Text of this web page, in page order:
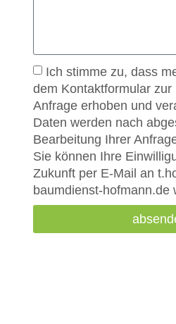
Ich stimme zu, dass
dem Kontaktformular
Anfrage erhoben und
Daten werden nach
Bearbeitung Ihrer
Sie können Ihre
Zukunft per E-Mail an
baumdienst-hofmann.de